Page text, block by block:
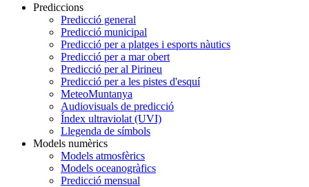
Prediccions
Predicció general
Predicció municipal
Predicció per a platges i esports nàutics
Predicció per a mar obert
Predicció per al Pirineu
Predicció per a les pistes d'esquí
MeteoMuntanya
Audiovisuals de predicció
Índex ultraviolat (UVI)
Llegenda de símbols
Models numèrics
Models atmosfèrics
Models oceanogràfics
Predicció mensual